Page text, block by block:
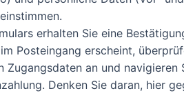
erhalten Sie eine
Posteingang erscheint,
Zugangsdaten an und
Denken Sie daran, hier